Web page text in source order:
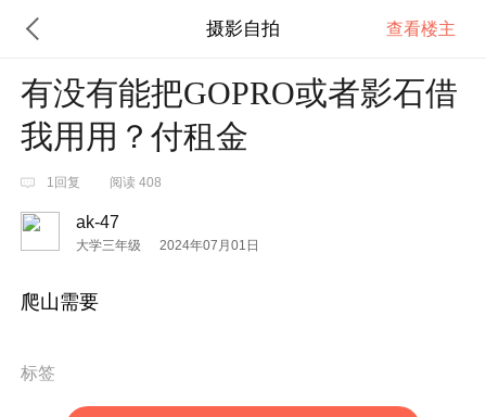
摄影自拍 查看楼主
有没有能把GOPRO或者影石借
我用用？付租金
1回复 阅读 408
ak-47
大学三年级 2024年07月01日
爬山需要
标签